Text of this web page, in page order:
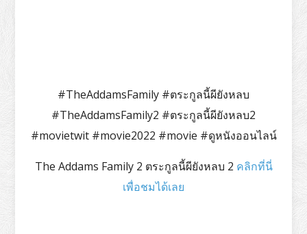
#TheAddamsFamily #ตระกูลนี้ผียังหลบ
#TheAddamsFamily2 #ตระกูลนี้ผียังหลบ2
#movietwit #movie2022 #movie #ดูหนังออนไลน์
The Addams Family 2 ตระกูลนี้ผียังหลบ 2 คลิกที่นี่
เพื่อชมได้เลย